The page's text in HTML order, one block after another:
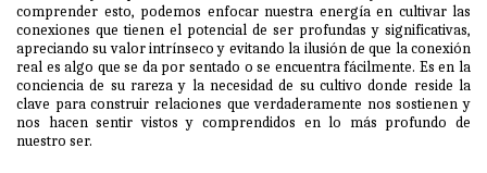
comprender esto, podemos enfocar nuestra energía en cultivar las
conexiones que tienen el potencial de ser profundas y significativas,
apreciando su valor intrínseco y evitando la ilusión de que la conexión
real es algo que se da por sentado o se encuentra fácilmente. Es en la
conciencia de su rareza y la necesidad de su cultivo donde reside la
clave para construir relaciones que verdaderamente nos sostienen y
nos hacen sentir vistos y comprendidos en lo más profundo de
nuestro ser.